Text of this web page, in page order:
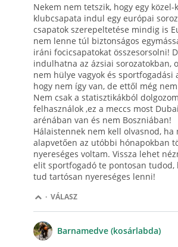
Nekem nem tetszik, hogy egy
klubcsapata indul egy európai
csapatok szerepeltetése mindig is
nem lenne túl biztonságos
iráni focicsapatokat összesorsolni!
indulhatna az ázsiai sorozatokban,
nem hülye vagyok és sportfogadási
hogy nem így van, de ettől még
Nem csak a statisztikákból
felhasználok ,ez a meccs most
arénában van és nem Boszniában!
Hálaistennek nem kell olvasnod, ha
alapvetően az utóbbi hónapokban
nyereséges voltam. Vissza lehet
elit sportfogadó te pontosan tudod,
tud tartósan nyereséges lenni!
· VÁLASZ
Barnamedve (kosárlabda)